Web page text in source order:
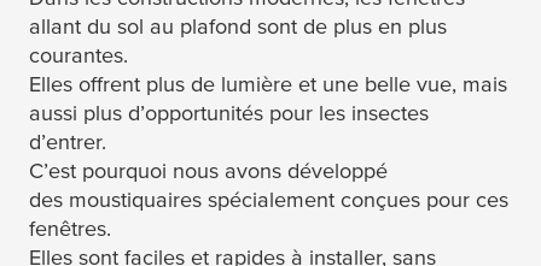
allant du sol au plafond sont de plus en plus
courantes.
Elles offrent plus de lumière et une belle vue, mais
aussi plus d’opportunités pour les insectes
d’entrer.
C’est pourquoi nous avons développé
des moustiquaires spécialement conçues pour ces
fenêtres.
Elles sont faciles et rapides à installer, sans